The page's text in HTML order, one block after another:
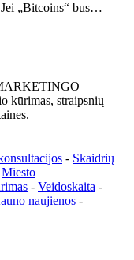
„Bitcoins“ bus…
kūrimas, straipsnių
- Skaidrių
Miesto
- Veidoskaita -
naujienos -